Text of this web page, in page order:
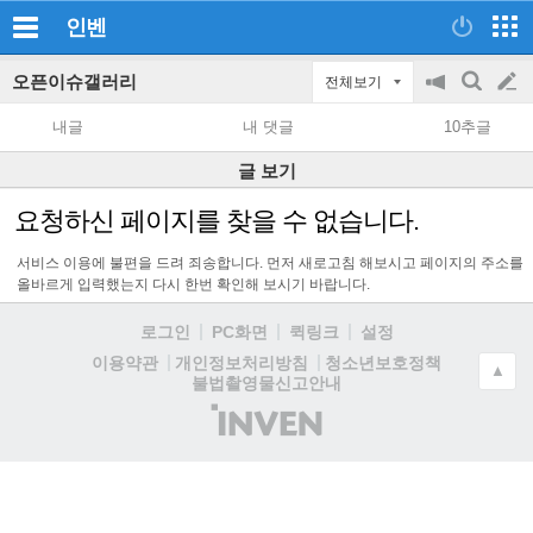
인벤
오픈이슈갤러리 전체보기
공
지
on/off
검
색
글
쓰
기
내글 내 댓글 10추글
글 보기
요청하신 페이지를 찾을 수 없습니다.
서비스 이용에 불편을 드려 죄송합니다. 먼저 새로고침 해보시고 페이지의 주소를
올바르게 입력했는지 다시 한번 확인해 보시기 바랍니다.
로그인 PC화면 퀵링크
설정
이용약관
개인정보처리방침
청소년보호정책
불법촬영물신고안내
(주)
인
▲